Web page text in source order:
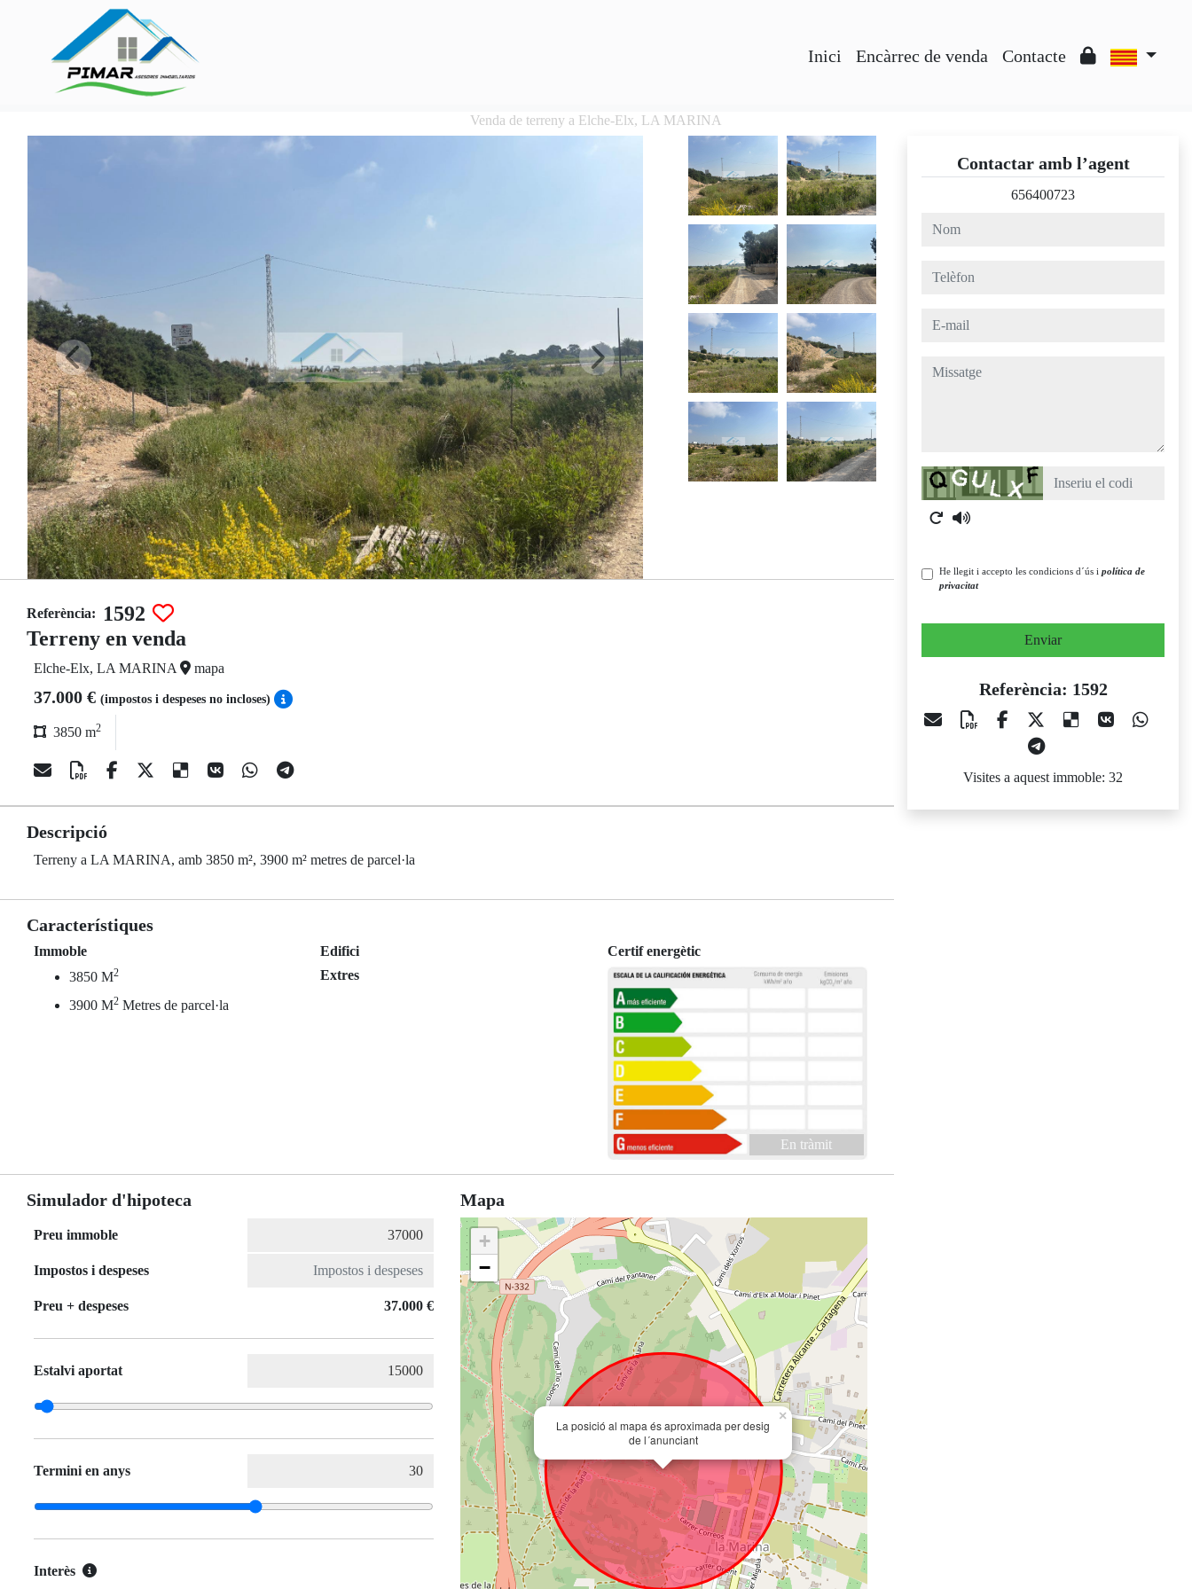
Inici Encàrrec de venda Contacte
Venda de terreny a Elche-Elx, LA MARINA
Referència:
1592
Terreny en venda
Elche-Elx, LA MARINA mapa
37.000 € (impostos i despeses no incloses)
3850 m2
Descripció
Terreny a LA MARINA, amb 3850 m², 3900 m² metres de parcel·la
Característiques
Immoble
3850 M2
3900 M2 Metres de parcel·la
Edifici
Extres
Certif energètic
En tràmit
Simulador d'hipoteca
Preu immoble
Impostos i despeses
Preu + despeses 37.000 €
Estalvi aportat
Termini en anys
Interès
Mapa
La posició al mapa és aproximada per desig
de l´anunciant
×
+
−
Contactar amb l’agent
656400723
nom
telèfon
e-mail
missatge
Captcha
He llegit i accepto les condicions d´ús i política de
privacitat
Enviar
Referència: 1592
Visites a aquest immoble: 32